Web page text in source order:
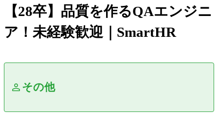
【28卒】品質を作るQAエンジニ
ア！未経験歓迎｜SmartHR
その他